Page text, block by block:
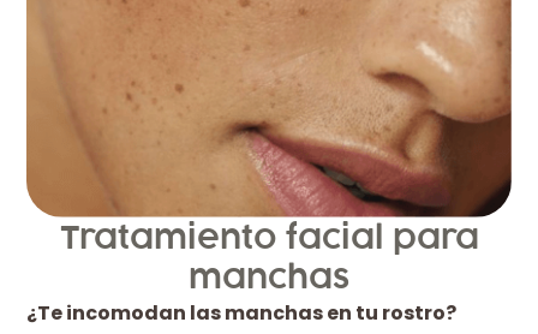
Tratamiento facial para
manchas
¿Te incomodan las manchas en tu rostro?